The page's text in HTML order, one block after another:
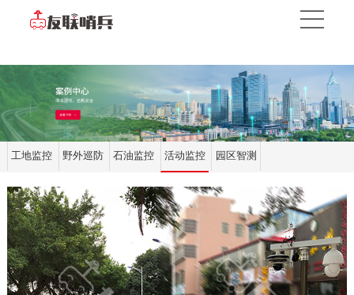
工地监控 野外巡防 石油监控 活动监控 园区智测